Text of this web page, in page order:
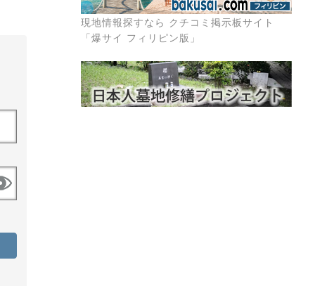
現地情報探すなら クチコミ掲示板サイト
「爆サイ フィリピン版」